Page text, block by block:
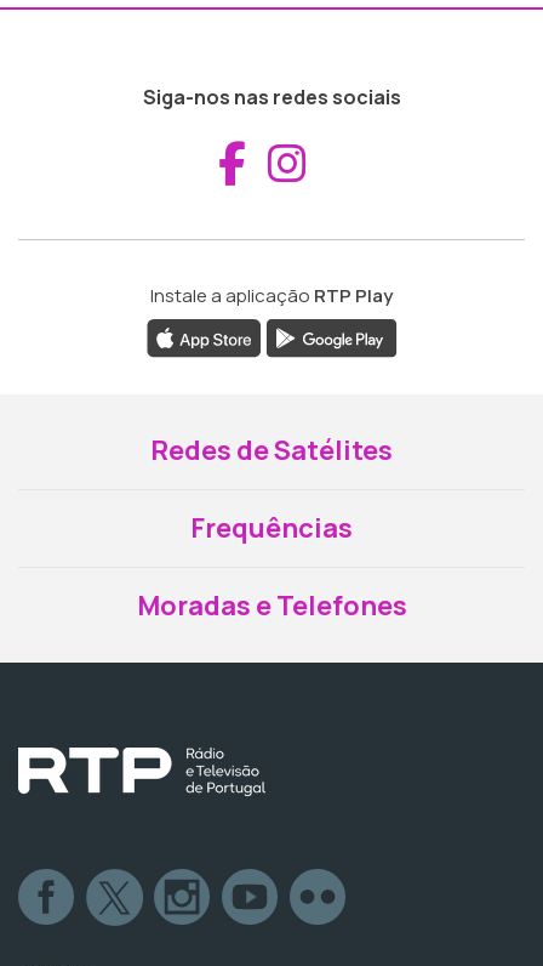
Siga-nos nas redes sociais
Aceder ao
Instale a aplicação RTP Play
Redes de Satélites
Frequências
Moradas e Telefones